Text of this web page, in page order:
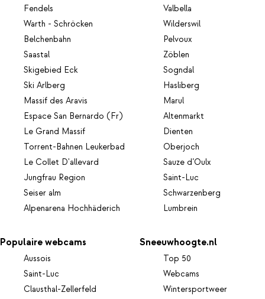
Fendels
Warth - Schröcken
Belchenbahn
Saastal
Skigebied Eck
Ski Arlberg
Massif des Aravis
Espace San Bernardo (Fr)
Le Grand Massif
Torrent-Bahnen Leukerbad
Le Collet D'allevard
Jungfrau Region
Seiser alm
Alpenarena Hochhäderich
Valbella
Wilderswil
Pelvoux
Zöblen
Sogndal
Hasliberg
Marul
Altenmarkt
Dienten
Oberjoch
Sauze d’Oulx
Saint-Luc
Schwarzenberg
Lumbrein
Populaire webcams
Aussois
Saint-Luc
Clausthal-Zellerfeld
Sneeuwhoogte.nl
Top 50
Webcams
Wintersportweer